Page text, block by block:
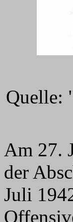
Quelle:
Am 27.
der
Juli